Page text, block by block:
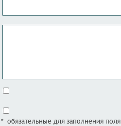
* обязательные для заполнения поля